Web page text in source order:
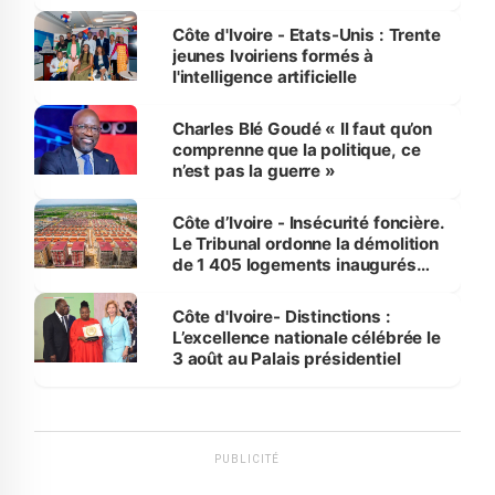
Côte d'Ivoire - Etats-Unis : Trente
jeunes Ivoiriens formés à
l'intelligence artificielle
Charles Blé Goudé « Il faut qu’on
comprenne que la politique, ce
n’est pas la guerre »
Côte d’Ivoire - Insécurité foncière.
Le Tribunal ordonne la démolition
de 1 405 logements inaugurés
Bassam
Côte d'Ivoire- Distinctions :
L’excellence nationale célébrée le
3 août au Palais présidentiel
PUBLICITÉ